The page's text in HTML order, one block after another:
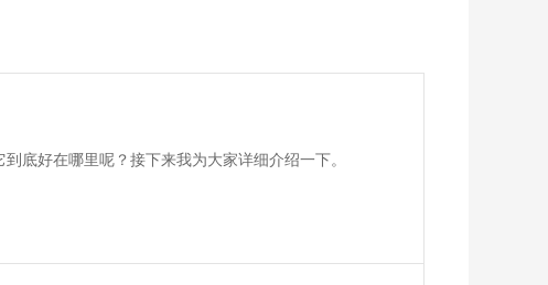
底好在哪里呢？接下来我为大家详细介绍一下。